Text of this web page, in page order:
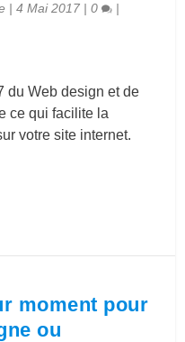
|4 Mai 2017 |0 |
du Web design et de
ce qui facilite la
votre site internet.
moment pour
ou